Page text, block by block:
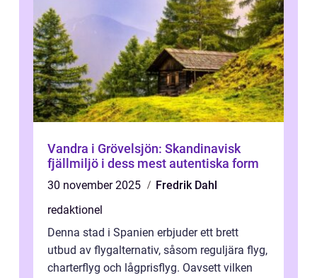
Vandra i Grövelsjön: Skandinavisk
fjällmiljö i dess mest autentiska form
30 november 2025
Fredrik Dahl
redaktionel
Denna stad i Spanien erbjuder ett brett
utbud av flygalternativ, såsom reguljära flyg,
charterflyg och lågprisflyg. Oavsett vilken